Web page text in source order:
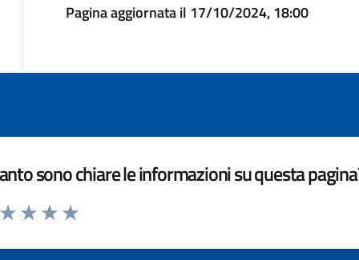
Pagina aggiornata il 17/10/2024, 18:00
sono chiare le informazioni su questa
da 1 a 5 stelle la pagina